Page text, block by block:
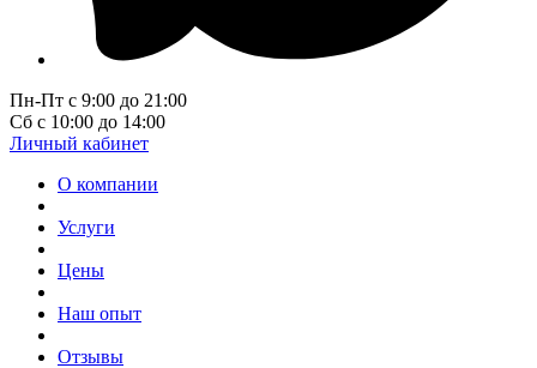
Пн-Пт с 9:00 до 21:00
Сб с 10:00 до 14:00
Личный кабинет
О компании
Услуги
Цены
Наш опыт
Отзывы